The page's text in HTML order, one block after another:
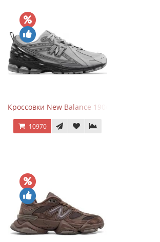
Кроссовки New Balance 1906R Brighton Grey
10970